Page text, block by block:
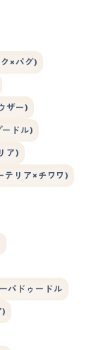
×パグ)
ザー)
ドル)
ア)
テリア×チワワ)
パドゥードル
)